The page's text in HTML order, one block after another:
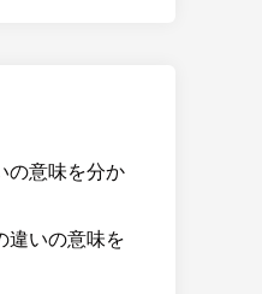
の意味を分か
違いの意味を